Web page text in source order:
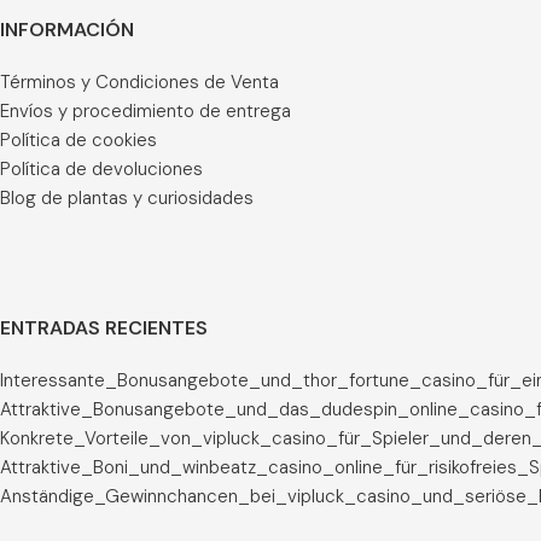
INFORMACIÓN
Términos y Condiciones de Venta
Envíos y procedimiento de entrega
Política de cookies
Política de devoluciones
Blog de plantas y curiosidades
ENTRADAS RECIENTES